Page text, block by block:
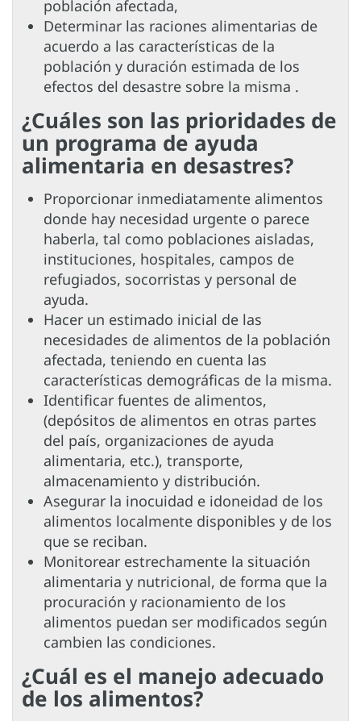
población afectada,
Determinar las raciones alimentarias de
acuerdo a las características de la
población y duración estimada de los
efectos del desastre sobre la misma .
¿Cuáles son las prioridades de
un programa de ayuda
alimentaria en desastres?
Proporcionar inmediatamente alimentos
donde hay necesidad urgente o parece
haberla, tal como poblaciones aisladas,
instituciones, hospitales, campos de
refugiados, socorristas y personal de
ayuda.
Hacer un estimado inicial de las
necesidades de alimentos de la población
afectada, teniendo en cuenta las
características demográficas de la misma.
Identificar fuentes de alimentos,
(depósitos de alimentos en otras partes
del país, organizaciones de ayuda
alimentaria, etc.), transporte,
almacenamiento y distribución.
Asegurar la inocuidad e idoneidad de los
alimentos localmente disponibles y de los
que se reciban.
Monitorear estrechamente la situación
alimentaria y nutricional, de forma que la
procuración y racionamiento de los
alimentos puedan ser modificados según
cambien las condiciones.
¿Cuál es el manejo adecuado
de los alimentos?